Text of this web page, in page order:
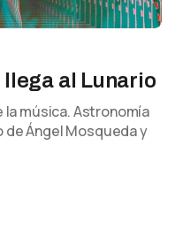
al Lunario
la música. Astronomía
Ángel Mosqueda y